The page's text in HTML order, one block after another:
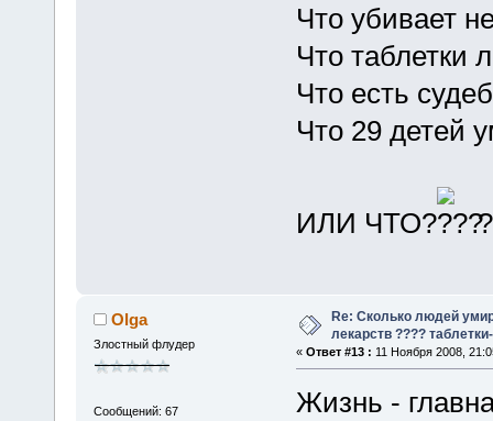
Что убивает
Что таблетки
Что есть
Что 29 детей
ИЛИ ЧТО? ?
Olga
Злостный флудер
Сообщений: 67
Re: Сколько людей
лекарств ????
« Ответ #13 : 11 Ноября 2008,
Жизнь -